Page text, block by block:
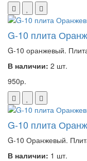
G-10 плита
G-10 оранжевый.
В наличии: 2 шт.
950р.
G-10 плита
G-10 Оранжевый.
В наличии: 1 шт.